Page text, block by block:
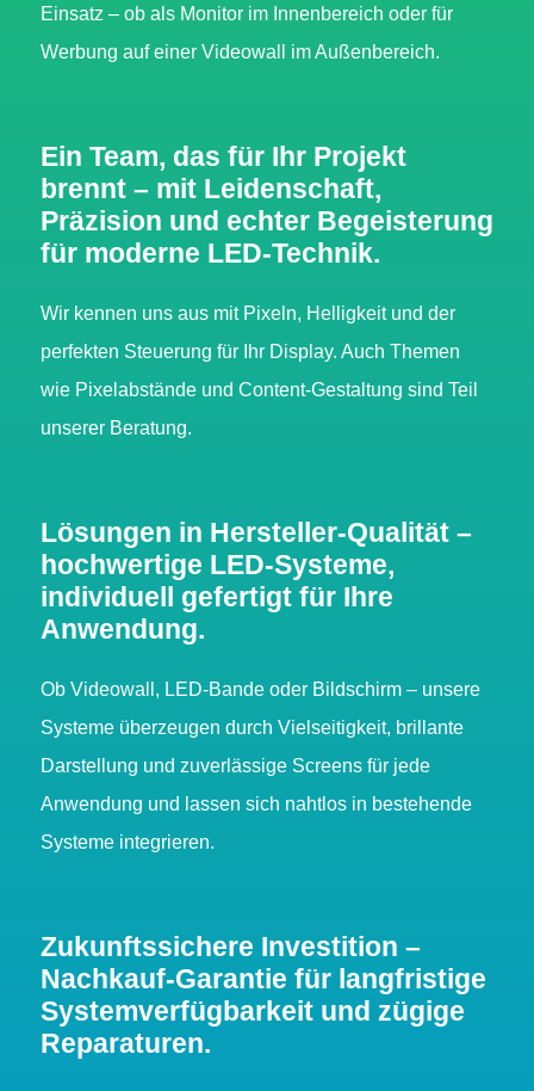
Einsatz – ob als Monitor im Innenbereich oder für
Werbung auf einer Videowall im Außenbereich.
Ein Team, das für Ihr Projekt
brennt – mit Leidenschaft,
Präzision und echter Begeisterung
für moderne LED-Technik.
Wir kennen uns aus mit Pixeln, Helligkeit und der
perfekten Steuerung für Ihr Display. Auch Themen
wie Pixelabstände und Content-Gestaltung sind Teil
unserer Beratung.
Lösungen in Hersteller-Qualität –
hochwertige LED-Systeme,
individuell gefertigt für Ihre
Anwendung.
Ob Videowall, LED-Bande oder Bildschirm – unsere
Systeme überzeugen durch Vielseitigkeit, brillante
Darstellung und zuverlässige Screens für jede
Anwendung und lassen sich nahtlos in bestehende
Systeme integrieren.
Zukunftssichere Investition –
Nachkauf-Garantie für langfristige
Systemverfügbarkeit und zügige
Reparaturen.